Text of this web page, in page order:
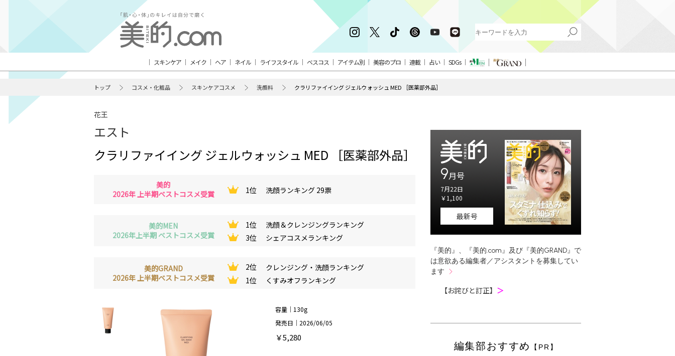
スキンケア メイク ヘア ネイル ライフスタイル ベスコス アイテム別 美容のプロ 連載 占い SDGs
トップ コスメ・化粧品 スキンケアコスメ 洗顔料 クラリファイイング ジェルウォッシュ MED ［医薬部外品］
花王
エスト
クラリファイイング ジェルウォッシュ MED ［医薬部外品］
美的
2026年 上半期ベストコスメ受賞
1位 洗顔ランキング 29票
美的MEN
2026年上半期 ベストコスメ受賞
1位
洗顔＆クレンジングランキング
3位
シェアコスメランキング
美的GRAND
2026年 上半期ベストコスメ受賞
2位
クレンジング・洗顔ランキング
1位
くすみオフランキング
容量｜130g
発売日｜2026/06/05
￥5,280
9月号
7月22日
￥1,100
最新号
『美的』、『美的.com』及び『美的GRAND』で
は意欲ある編集者／アシスタントを募集してい
ます
【お詫びと訂正】 ＞
編集部おすすめ 【PR】